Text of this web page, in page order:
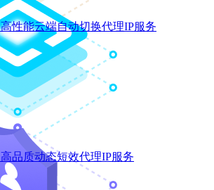
高性能云端自动切换代理IP服务
高品质动态短效代理IP服务